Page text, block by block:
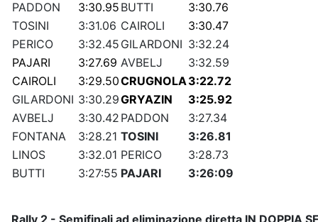
PADDON
3:30.95 BUTTI
3:30.76
TOSINI
3:31.06 CAIROLI
3:30.47
PERICO
3:32.45 GILARDONI 3:32.24
PAJARI
3:27.69 AVBELJ
3:32.59
CAIROLI
3:29.50CRUGNOLA3:22.72
GILARDONI 3:30.29GRYAZIN
3:25.92
AVBELJ
3:30.42 PADDON
3:27.34
FONTANA
3:28.21 TOSINI
3:26.81
LINOS
3:32.01 PERICO
3:28.73
BUTTI
3:27:55 PAJARI 3:26:09
Rally 2 - Semifinali ad eliminazione diretta IN DOPPIA